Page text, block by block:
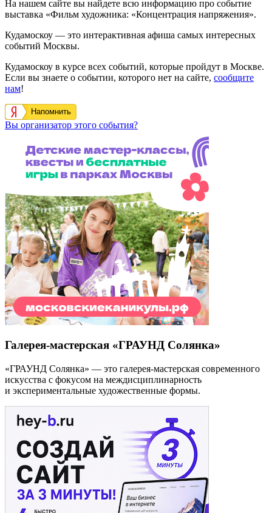
На нашем сайте вы найдете всю информацию про событие
выставка «Фильм художника: «Концентрация напряжения».
Кудамоскоу — это интерактивная афиша самых интересных
событий Москвы.
Кудамоскоу в курсе всех событий, которые пройдут в Москве.
Если вы знаете о событии, которого нет на сайте, сообщите
нам!
Напомнить
Вы организатор этого события?
Галерея-мастерская «ГРАУНД Солянка»
«ГРАУНД Солянка» — это галерея-мастерская современного
искусства с фокусом на междисциплинарность
и экспериментальные художественные формы.